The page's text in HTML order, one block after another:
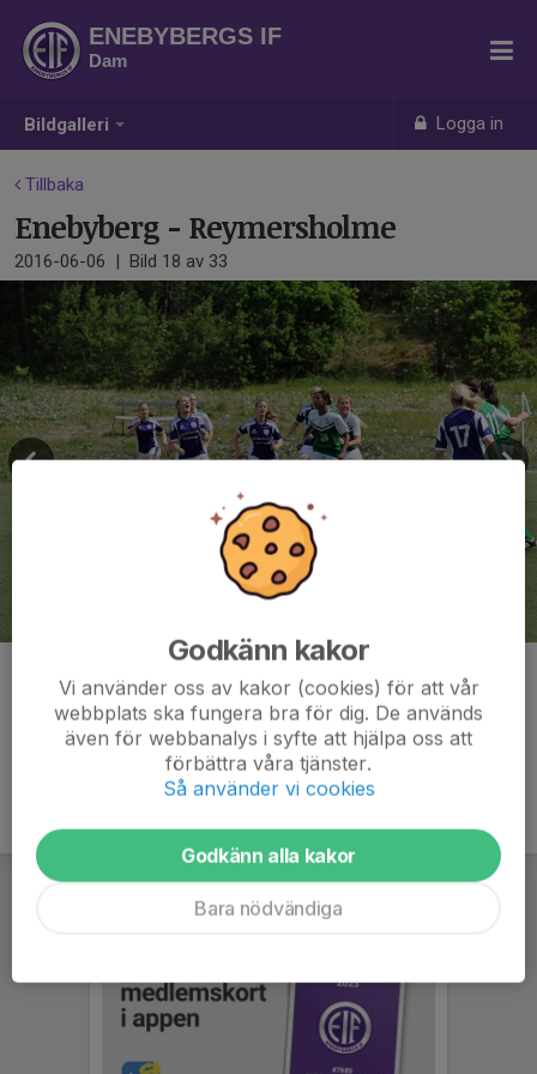
Bildgalleri Logga in
ENEBYBERGS IF
Dam
Tillbaka
Enebyberg - Reymersholme
2016-06-06 | Bild 18 av 33
Kommentarer
Godkänn kakor
Vi använder oss av kakor (cookies) för att vår
webbplats ska fungera bra för dig. De används
även för webbanalys i syfte att hjälpa oss att
förbättra våra tjänster.
Så använder vi cookies
Godkänn alla kakor
Bara nödvändiga